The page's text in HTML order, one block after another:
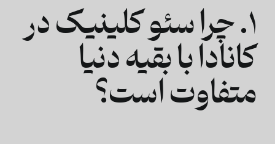
۱. چرا سئو کلینیک در
کانادا با بقیه دنیا
متفاوت است؟